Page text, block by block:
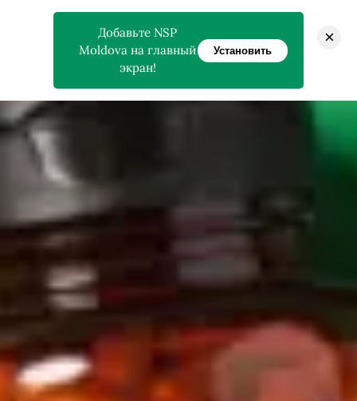
Добавьте NSP
Moldova на главный
экран!
Установить
×